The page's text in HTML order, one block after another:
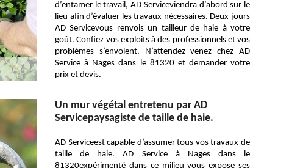
d’entamer le travail, AD Serviceviendra d’abord sur le
lieu afin d’évaluer les travaux nécessaires. Deux jours
AD Servicevous renvois un tailleur de haie à votre
goût. Confiez vos exploits à des professionnels et vos
problèmes s’envolent. N’attendez venez chez AD
Service à Nages dans le 81320 et demander votre
prix et devis.
Un mur végétal entretenu par AD
Servicepaysagiste de taille de haie.
AD Serviceest capable d’assumer tous vos travaux de
taille de haie. AD Service à Nages dans le
81320expérimenté dans ce milieu vous expose ses